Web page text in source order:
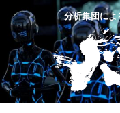
分析集団に